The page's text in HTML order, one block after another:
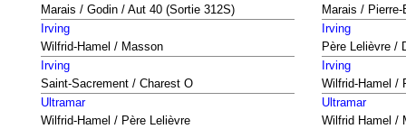
Marais / Godin / Aut 40 (Sortie 312S)
Marais /
Irving
Wilfrid-Hamel / Masson
Irving
Père Lelièvre /
Irving
Saint-Sacrement / Charest O
Irving
Wilfrid-Hamel /
Ultramar
Wilfrid-Hamel / Père Lelièvre
Ultramar
Wilfrid Hamel /